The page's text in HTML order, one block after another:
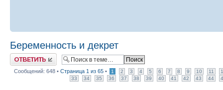
Беременность и декрет
Ответить
Сообщений: 648 • Страница 1 из 65 • 1 2 3 4 5 6 7 8 9 10 11
33
34 35 36 37 38 39 40 41 42 43 44